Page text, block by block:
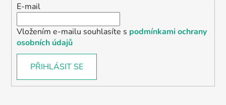
E-mail
Vložením e-mailu souhlasíte s podmínkami ochrany
osobních údajů
PŘIHLÁSIT SE